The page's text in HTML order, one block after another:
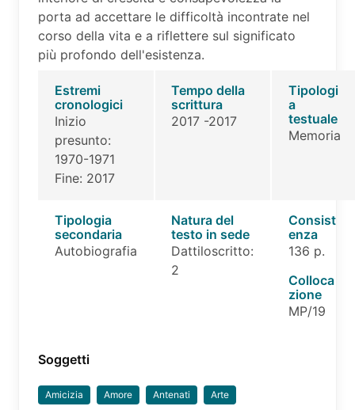
porta ad accettare le difficoltà incontrate nel
corso della vita e a riflettere sul significato
più profondo dell'esistenza.
Estremi
cronologici
Inizio
presunto:
1970-1971
Fine: 2017
Tempo della
scrittura
2017 -2017
Tipologi
a
testuale
Memoria
Tipologia
secondaria
Autobiografia
Natura del
testo in sede
Dattiloscritto:
2
Consist
enza
136 p.
Colloca
zione
MP/19
Soggetti
Amicizia Amore Antenati Arte